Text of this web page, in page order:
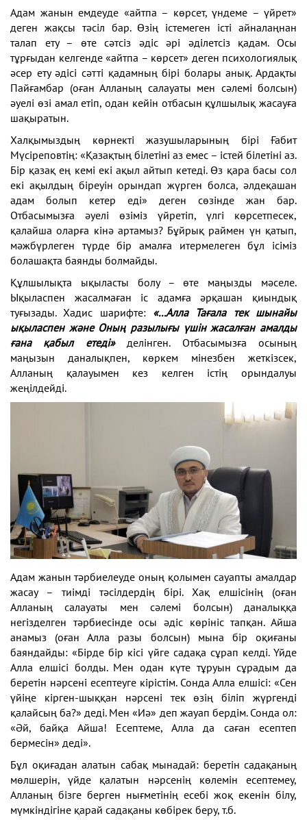
Адам жанын емдеуде «айтпа – көрсет, үндеме – үйрет»
деген жақсы тәсіл бар. Өзің істемеген істі айналаңнан
талап ету – өте сәтсіз әдіс әрі әділетсіз қадам. Осы
тұрғыдан келгенде «айтпа – көрсет» деген психологиялық
әсер ету әдісі сәтті қадамның бірі болары анық. Ардақты
Пайғамбар (оған Алланың салауаты мен сәлемі болсын)
әуелі өзі амал етіп, одан кейін отбасын құлшылық жасауға
шақыратын.
Халқымыздың көрнекті жазушыларының бірі Ғабит
Мүсіреповтің: «Қазақтың білетіні аз емес – істей білетіні аз.
Бір қазақ ең кемі екі ақыл айтып кетеді. Өз қара басы сол
екі ақылдың біреуін орындап жүрген болса, әлдеқашан
адам болып кетер еді» деген сөзінде жан бар.
Отбасымызға әуелі өзіміз үйретіп, үлгі көрсетпесек,
қалайша оларға кінә артамыз? Бұйрық раймен үн қатып,
мәжбүрлеген түрде бір амалға итермелеген бұл ісіміз
болашақта баянды болмайды.
Құлшылықта ықыласты болу – өте маңызды мәселе.
Ықыласпен жасалмаған іс адамға әрқашан қиындық
туғызады. Хадис шарифте: «...Алла Тағала тек шынайы
ықыласпен және Оның разылығы үшін жасалған амалды
ғана қабыл етеді»делінген. Отбасымызға осының
маңызын даналықпен, көркем мінезбен жеткізсек,
Алланың қалауымен кез келген істің орындалуы
жеңілдейді.
Адам жанын тәрбиелеуде оның қолымен сауапты амалдар
жасау – тиімді тәсілдердің бірі. Хақ елшісінің (оған
Алланың салауаты мен сәлемі болсын) даналыққа
негізделген тәрбиесінде осы әдіс көрініс тапқан. Айша
анамыз (оған Алла разы болсын) мына бір оқиғаны
баяндайды: «Бірде бір кісі үйге садақа сұрап келді. Үйде
Алла елшісі болды. Мен одан күте тұруын сұрадым да
беретін нәрсені есептеуге кірістім. Сонда Алла елшісі: «Сен
үйіңе кірген-шыққан нәрсені тек өзің біліп жүргенді
қалайсың ба?» деді. Мен «Иә» деп жауап бердім. Сонда ол:
«Әй, байқа Айша! Есептеме, Алла да саған есептеп
бермесін» деді».
Бұл оқиғадан алатын сабақ мынадай: беретін садақаның
мөлшерін, үйде қалатын нәрсенің көлемін есептемеу,
Алланың бізге берген нығметінің есебі жоқ екенін білу,
мүмкіндігіне қарай садақаны көбірек беру, т.б.